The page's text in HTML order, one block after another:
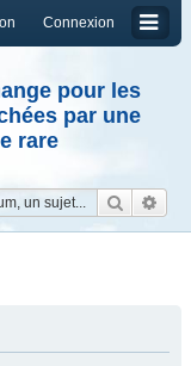
Connexion
pour les
par une
rare